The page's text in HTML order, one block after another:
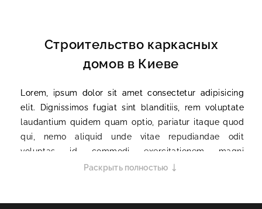
Строительство каркасных
домов в Киеве
Lorem, ipsum dolor sit amet consectetur adipisicing
elit. Dignissimos fugiat sint blanditiis, rem voluptate
laudantium quidem quam optio, pariatur itaque quod
qui, nemo aliquid unde vitae repudiandae odit
voluptas id commodi exercitationem magni
numquam? Mollitia asperiores illum ratione vero quo
Раскрыть полностью